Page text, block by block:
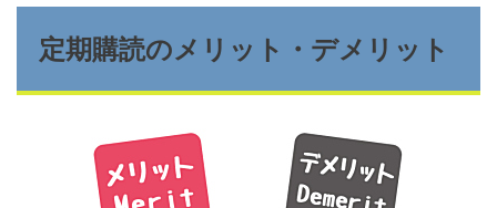
定期購読のメリット・デメリット